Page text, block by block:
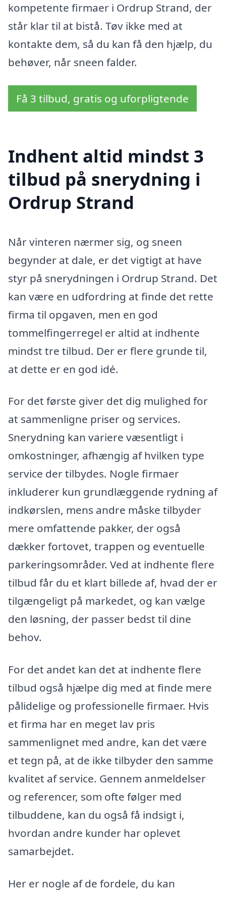
kompetente firmaer i Ordrup Strand, der
står klar til at bistå. Tøv ikke med at
kontakte dem, så du kan få den hjælp, du
behøver, når sneen falder.
Få 3 tilbud, gratis og uforpligtende
Indhent altid mindst 3
tilbud på snerydning i
Ordrup Strand
Når vinteren nærmer sig, og sneen
begynder at dale, er det vigtigt at have
styr på snerydningen i Ordrup Strand. Det
kan være en udfordring at finde det rette
firma til opgaven, men en god
tommelfingerregel er altid at indhente
mindst tre tilbud. Der er flere grunde til,
at dette er en god idé.
For det første giver det dig mulighed for
at sammenligne priser og services.
Snerydning kan variere væsentligt i
omkostninger, afhængig af hvilken type
service der tilbydes. Nogle firmaer
inkluderer kun grundlæggende rydning af
indkørslen, mens andre måske tilbyder
mere omfattende pakker, der også
dækker fortovet, trappen og eventuelle
parkeringsområder. Ved at indhente flere
tilbud får du et klart billede af, hvad der er
tilgængeligt på markedet, og kan vælge
den løsning, der passer bedst til dine
behov.
For det andet kan det at indhente flere
tilbud også hjælpe dig med at finde mere
pålidelige og professionelle firmaer. Hvis
et firma har en meget lav pris
sammenlignet med andre, kan det være
et tegn på, at de ikke tilbyder den samme
kvalitet af service. Gennem anmeldelser
og referencer, som ofte følger med
tilbuddene, kan du også få indsigt i,
hvordan andre kunder har oplevet
samarbejdet.
Her er nogle af de fordele, du kan